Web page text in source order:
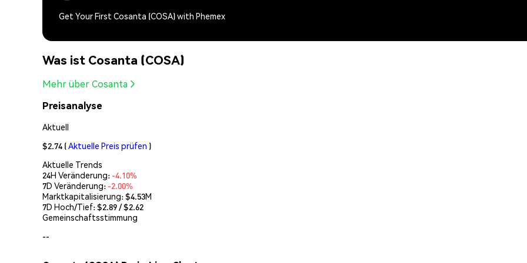
Get Your First Cosanta (COSA) with Phemex
Was ist Cosanta (COSA)
Mehr über Cosanta
Preisanalyse
Aktuell
$2.74 (Aktuelle Preis prüfen )
Aktuelle Trends
24H Veränderung: -4.10%
7D Veränderung: -2.00%
Marktkapitalisierung:$4.53M
7D Hoch/Tief: $2.89/ $2.62
Gemeinschaftsstimmung
--